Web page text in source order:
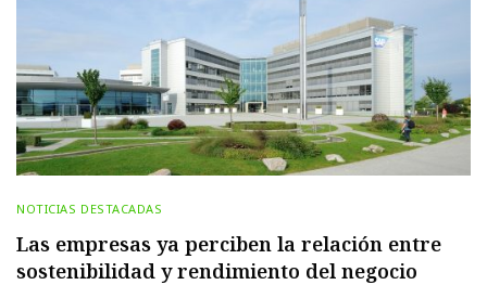
NOTICIAS DESTACADAS
Las empresas ya perciben la relación entre
sostenibilidad y rendimiento del negocio